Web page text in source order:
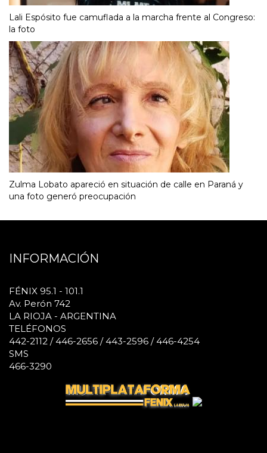
Lali Espósito fue camuflada a la marcha frente al Congreso:
la foto
Zulma Lobato apareció en situación de calle en Paraná y
una foto generó preocupación
INFORMACIÓN
FÉNIX 95.1 - 101.1
Av. Perón 742
LA RIOJA - ARGENTINA
TELÉFONOS
442-2112 / 446-2656 / 443-2596 / 446-4254
SMS
466-3290